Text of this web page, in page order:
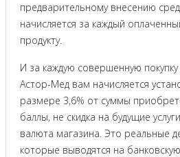
предварительному внесению
начисляется за каждый
продукту.
И за каждую совершенную
Астор-Мед вам начисляется
размере 3,6% от суммы
баллы, не скидка на будущие
валюта магазина. Это реальные
которые выводятся на